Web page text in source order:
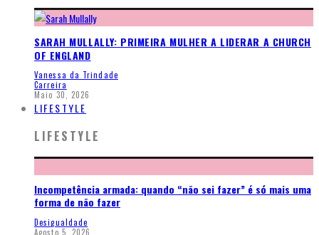
SARAH MULLALLY: PRIMEIRA MULHER A LIDERAR A CHURCH
OF ENGLAND
Vanessa da Trindade
Carreira
Maio 30, 2026
LIFESTYLE
LIFESTYLE
Incompetência armada: quando “não sei fazer” é só mais uma
forma de não fazer
Desigualdade
Agosto 5, 2026